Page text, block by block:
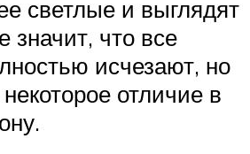
светлые и выглядят
значит, что все
исчезают, но
отличие в